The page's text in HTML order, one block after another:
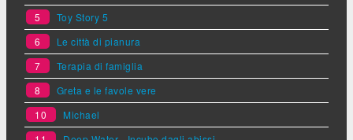
5
Toy Story 5
6
Le città di pianura
7
Terapia di famiglia
8
Greta e le favole vere
10
Michael